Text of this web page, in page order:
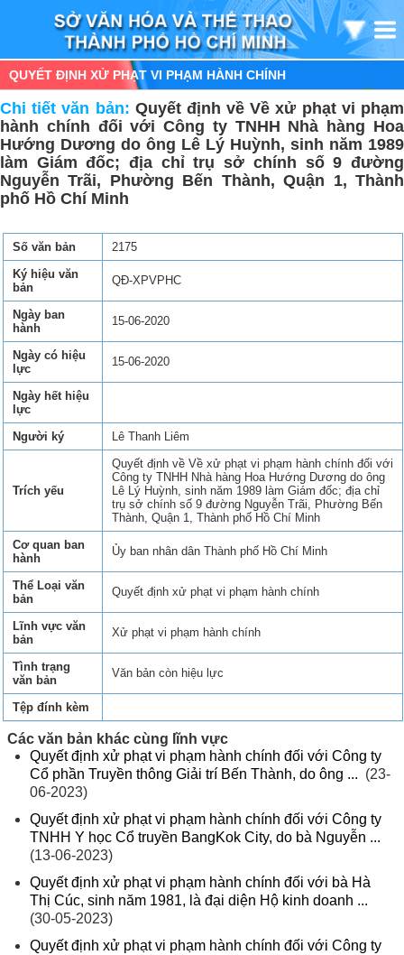
QUYẾT ĐỊNH XỬ PHẠT VI PHẠM HÀNH CHÍNH
Chi tiết văn bản: Quyết định về Về xử phạt vi phạm
hành chính đối với Công ty TNHH Nhà hàng Hoa
Hướng Dương do ông Lê Lý Huỳnh, sinh năm 1989
làm Giám đốc; địa chỉ trụ sở chính số 9 đường
Nguyễn Trãi, Phường Bến Thành, Quận 1, Thành
phố Hồ Chí Minh
Số văn bản
2175
Ký hiệu văn
bản
QĐ-XPVPHC
Ngày ban
hành
15-06-2020
Ngày có hiệu
lực
15-06-2020
Ngày hết hiệu
lực
Người ký
Lê Thanh Liêm
Trích yếu
Quyết định về Về xử phạt vi phạm hành chính đối với
Công ty TNHH Nhà hàng Hoa Hướng Dương do ông
Lê Lý Huỳnh, sinh năm 1989 làm Giám đốc; địa chỉ
trụ sở chính số 9 đường Nguyễn Trãi, Phường Bến
Thành, Quận 1, Thành phố Hồ Chí Minh
Cơ quan ban
hành
Ủy ban nhân dân Thành phố Hồ Chí Minh
Thể Loại văn
bản
Quyết định xử phạt vi phạm hành chính
Lĩnh vực văn
bản
Xử phạt vi phạm hành chính
Tình trạng
văn bản
Văn bản còn hiệu lực
Tệp đính kèm
Các văn bản khác cùng lĩnh vực
Quyết định xử phạt vi phạm hành chính đối với Công ty
Cổ phần Truyền thông Giải trí Bến Thành, do ông ... (23-
06-2023)
Quyết định xử phạt vi phạm hành chính đối với Công ty
TNHH Y học Cổ truyền BangKok City, do bà Nguyễn ...
(13-06-2023)
Quyết định xử phạt vi phạm hành chính đối với bà Hà
Thị Cúc, sinh năm 1981, là đại diện Hộ kinh doanh ...
(30-05-2023)
Quyết định xử phạt vi phạm hành chính đối với Công ty